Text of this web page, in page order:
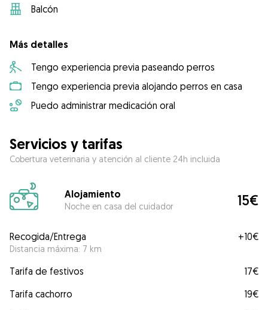
Balcón
Más detalles
Tengo experiencia previa paseando perros
Tengo experiencia previa alojando perros en casa
Puedo administrar medicación oral
Servicios y tarifas
Cobertura veterinaria y atención al cliente 24h incluida
Alojamiento
Noche en casa del cuidador 15€
Recogida/Entrega
Distancia máxima: 7 km
+10€
Tarifa de festivos
17€
Tarifa cachorro
19€